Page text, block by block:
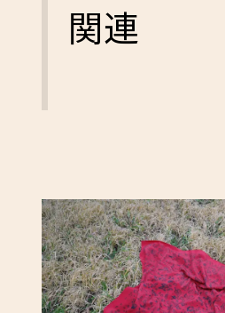
関連